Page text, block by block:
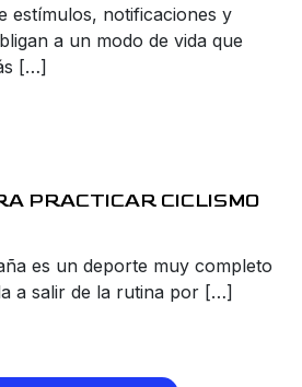
estímulos, notificaciones y
a un modo de vida que
[…]
PRACTICAR CICLISMO
es un deporte muy completo
a salir de la rutina por […]